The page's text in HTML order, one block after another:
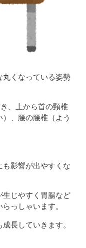
丸くなっている姿勢
、上から首の頸椎
）、腰の腰椎（よう
影響が出やすくな
生じやすく胃腸など
っしゃいます。
長していきます。